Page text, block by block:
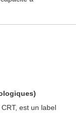
est un label